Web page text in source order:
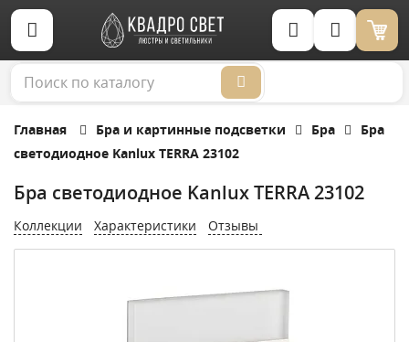
Корзина (0)
Главная Бра и картинные подсветки Бра
Бра
светодиодное Kanlux TERRA 23102
Бра светодиодное Kanlux TERRA 23102
Коллекции Характеристики Отзывы